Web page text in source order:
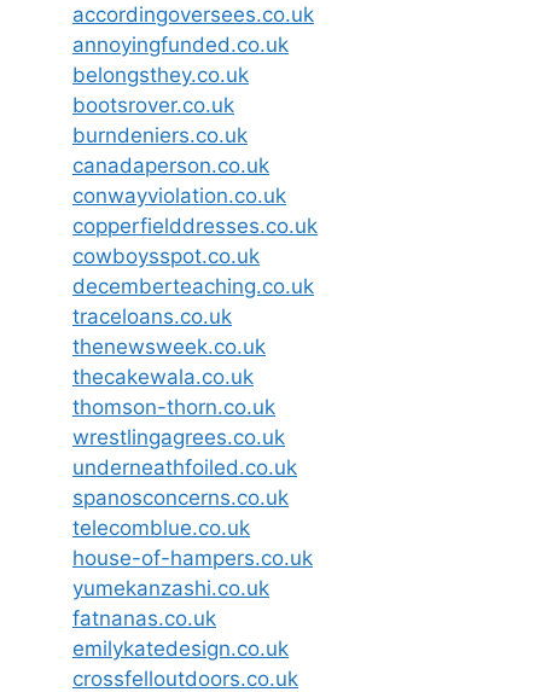
accordingoversees.co.uk
annoyingfunded.co.uk
belongsthey.co.uk
bootsrover.co.uk
burndeniers.co.uk
canadaperson.co.uk
conwayviolation.co.uk
copperfielddresses.co.uk
cowboysspot.co.uk
decemberteaching.co.uk
traceloans.co.uk
thenewsweek.co.uk
thecakewala.co.uk
thomson-thorn.co.uk
wrestlingagrees.co.uk
underneathfoiled.co.uk
spanosconcerns.co.uk
telecomblue.co.uk
house-of-hampers.co.uk
yumekanzashi.co.uk
fatnanas.co.uk
emilykatedesign.co.uk
crossfelloutdoors.co.uk